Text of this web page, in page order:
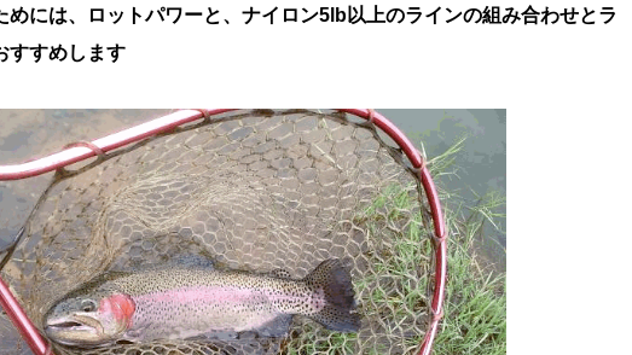
めには、ロットパワーと、ナイロン5lb以上のラインの組み合わせとラ
すすめします